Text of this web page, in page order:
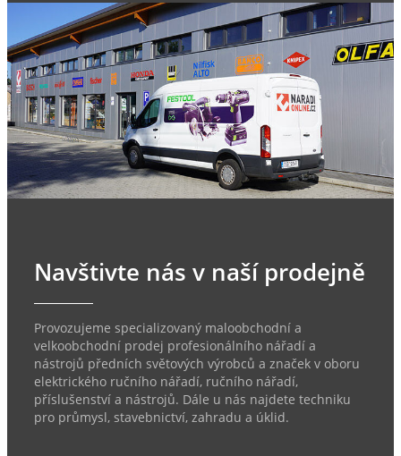
Navštivte nás v naší prodejně
Provozujeme specializovaný maloobchodní a
velkoobchodní prodej profesionálního nářadí a
nástrojů předních světových výrobců a značek v oboru
elektrického ručního nářadí, ručního nářadí,
příslušenství a nástrojů. Dále u nás najdete techniku
pro průmysl, stavebnictví, zahradu a úklid.